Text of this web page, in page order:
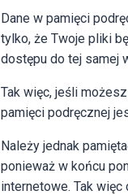
Dane w pamięci
tylko, że Twoje pliki
dostępu do tej samej
Tak więc, jeśli
pamięci podręcznej
Należy jednak
ponieważ w końcu
internetowe. Tak